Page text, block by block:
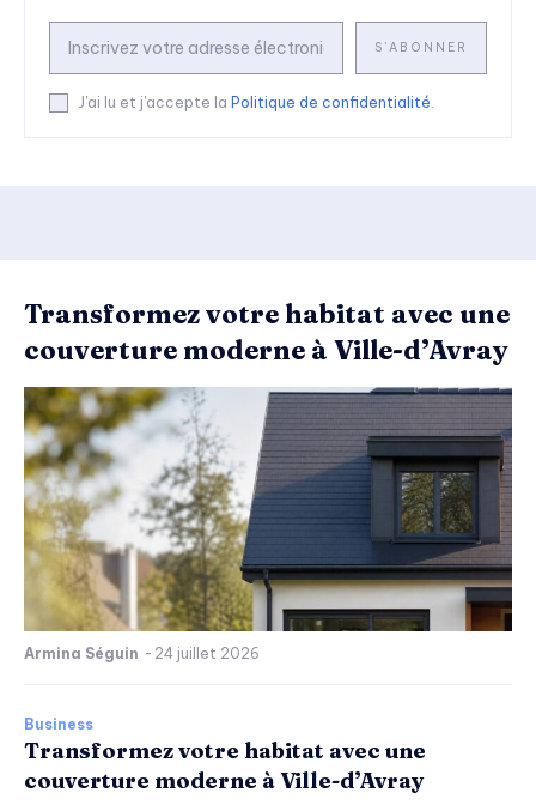
S'ABONNER
J'ai lu et j'accepte la Politique de confidentialité
Transformez votre habitat avec une
couverture moderne à Ville-d’Avray
Armina Séguin - 24 juillet 2026
Business
Transformez votre habitat avec une
couverture moderne à Ville-d’Avray